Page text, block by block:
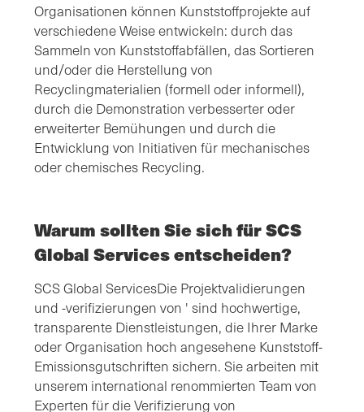
Organisationen können Kunststoffprojekte auf
verschiedene Weise entwickeln: durch das
Sammeln von Kunststoffabfällen, das Sortieren
und/oder die Herstellung von
Recyclingmaterialien (formell oder informell),
durch die Demonstration verbesserter oder
erweiterter Bemühungen und durch die
Entwicklung von Initiativen für mechanisches
oder chemisches Recycling.
Warum sollten Sie sich für SCS
Global Services entscheiden?
SCS Global ServicesDie Projektvalidierungen
und -verifizierungen von ' sind hochwertige,
transparente Dienstleistungen, die Ihrer Marke
oder Organisation hoch angesehene Kunststoff-
Emissionsgutschriften sichern. Sie arbeiten mit
unserem international renommierten Team von
Experten für die Verifizierung von